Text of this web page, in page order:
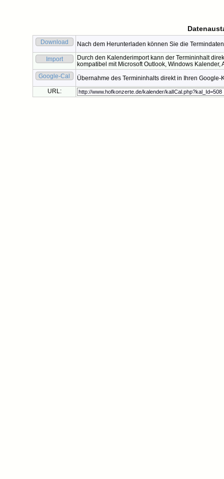
Download Nach dem Herunterladen können Sie die
Import
Durch den Kalenderimport kann der Termininhalt
kompatibel mit Microsoft Outlook, Windows
Google-Cal
Übernahme des Termininhalts direkt in Ihren Google-
URL: